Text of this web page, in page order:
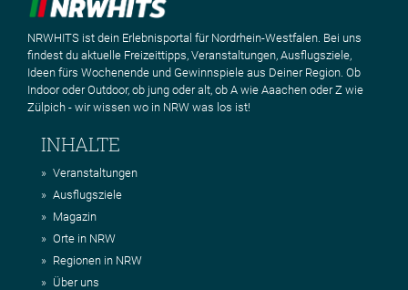
NRWHITS ist dein Erlebnisportal für Nordrhein-Westfalen. Bei uns
findest du aktuelle Freizeittipps, Veranstaltungen, Ausflugsziele,
Ideen fürs Wochenende und Gewinnspiele aus Deiner Region. Ob
Indoor oder Outdoor, ob jung oder alt, ob A wie Aaachen oder Z wie
Zülpich - wir wissen wo in NRW was los ist!
INHALTE
Veranstaltungen
Ausflugsziele
Magazin
Orte in NRW
Regionen in NRW
Über uns